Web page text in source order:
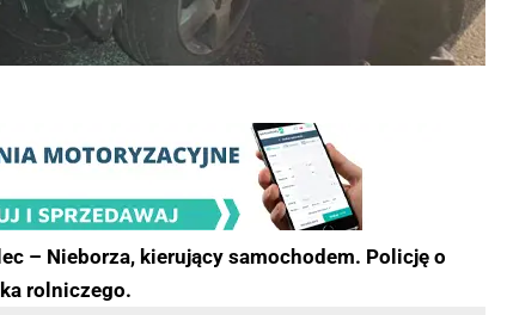
– Nieborza, kierujący samochodem. Policję o
rolniczego.